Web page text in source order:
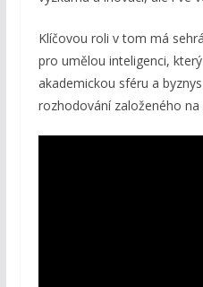
Klíčovou roli v tom má
pro umělou inteligenci,
akademickou sféru a
rozhodování založeného na